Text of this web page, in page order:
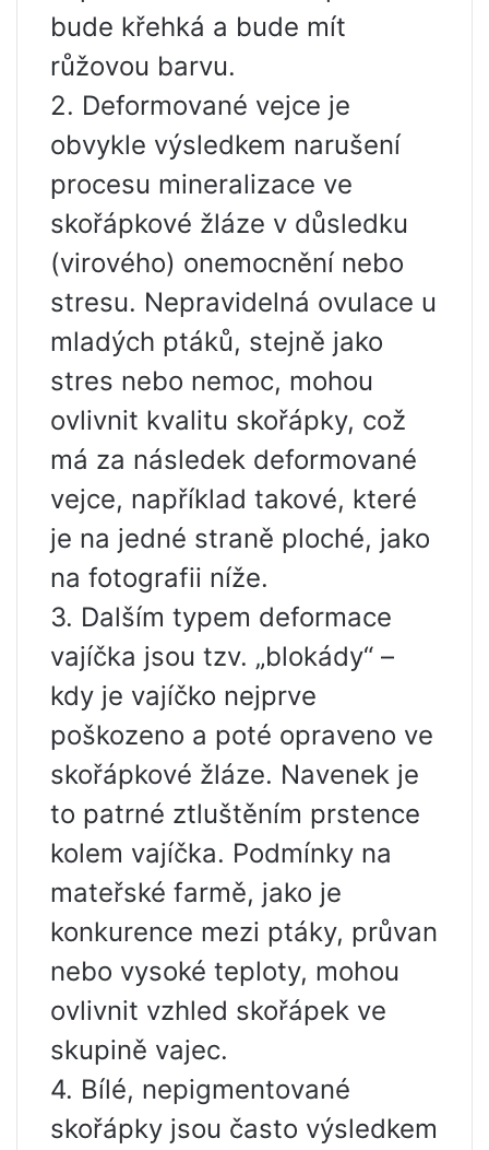
bude křehká a bude mít
růžovou barvu.
2. Deformované vejce je
obvykle výsledkem narušení
procesu mineralizace ve
skořápkové žláze v důsledku
(virového) onemocnění nebo
stresu. Nepravidelná ovulace u
mladých ptáků, stejně jako
stres nebo nemoc, mohou
ovlivnit kvalitu skořápky, což
má za následek deformované
vejce, například takové, které
je na jedné straně ploché, jako
na fotografii níže.
3. Dalším typem deformace
vajíčka jsou tzv. „blokády“ –
kdy je vajíčko nejprve
poškozeno a poté opraveno ve
skořápkové žláze. Navenek je
to patrné ztluštěním prstence
kolem vajíčka. Podmínky na
mateřské farmě, jako je
konkurence mezi ptáky, průvan
nebo vysoké teploty, mohou
ovlivnit vzhled skořápek ve
skupině vajec.
4. Bílé, nepigmentované
skořápky jsou často výsledkem